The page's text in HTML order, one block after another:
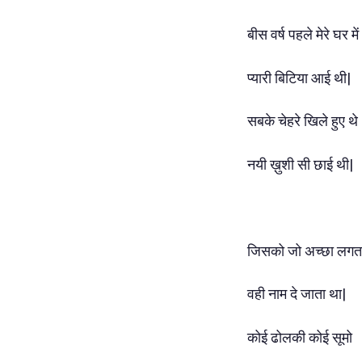
बीस वर्ष पहले मेरे घर में
प्यारी बिटिया आई थी|
सबके चेहरे खिले हुए थे
नयी ख़ुशी सी छाई थी|
जिसको जो अच्छा
वही नाम दे जाता था|
कोई ढोलकी कोई सूमो